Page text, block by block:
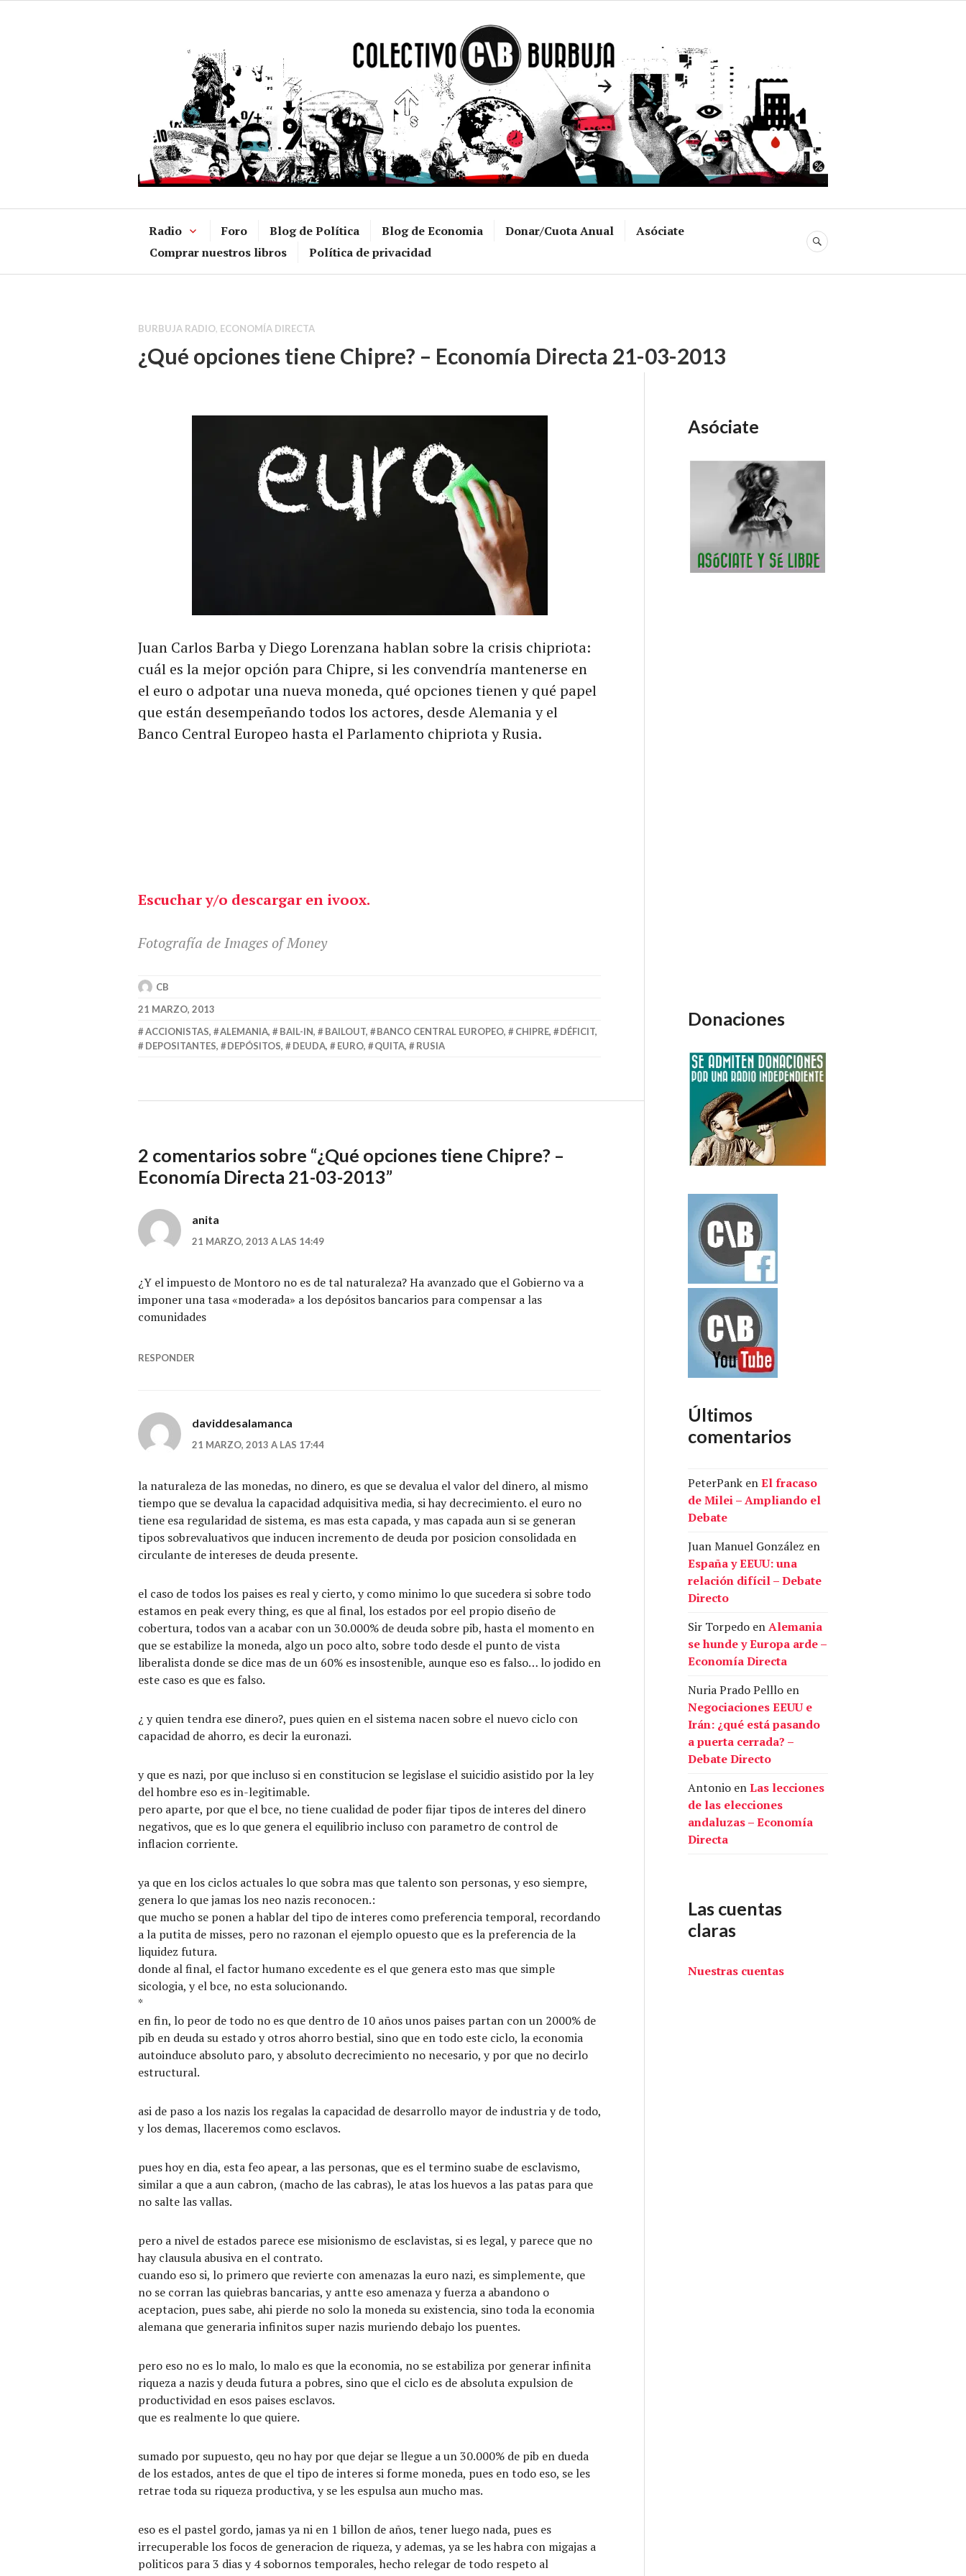
Radio Foro Blog de Política Blog de Economia Donar/Cuota Anual
Asóciate
Comprar nuestros libros
Política de privacidad
BUSCAR
BURBUJA RADIO, ECONOMÍA DIRECTA
¿Qué opciones tiene Chipre? – Economía Directa 21-03-2013
Juan Carlos Barba y Diego Lorenzana hablan sobre la crisis chipriota:
cuál es la mejor opción para Chipre, si les convendría mantenerse en
el euro o adpotar una nueva moneda, qué opciones tienen y qué papel
que están desempeñando todos los actores, desde Alemania y el
Banco Central Europeo hasta el Parlamento chipriota y Rusia.
Escuchar y/o descargar en ivoox.
Fotografía de Images of Money
CB
21 MARZO, 2013
ACCIONISTAS, ALEMANIA, BAIL-IN, BAILOUT, BANCO CENTRAL EUROPEO, CHIPRE, DÉFICIT,
DEPOSITANTES, DEPÓSITOS, DEUDA, EURO, QUITA, RUSIA
2 comentarios sobre “¿Qué opciones tiene Chipre? –
Economía Directa 21-03-2013”
anita
21 MARZO, 2013 A LAS 14:49
¿Y el impuesto de Montoro no es de tal naturaleza? Ha avanzado que el Gobierno va a
imponer una tasa «moderada» a los depósitos bancarios para compensar a las
comunidades
RESPONDER
daviddesalamanca
21 MARZO, 2013 A LAS 17:44
la naturaleza de las monedas, no dinero, es que se devalua el valor del dinero, al mismo
tiempo que se devalua la capacidad adquisitiva media, si hay decrecimiento. el euro no
tiene esa regularidad de sistema, es mas esta capada, y mas capada aun si se generan
tipos sobrevaluativos que inducen incremento de deuda por posicion consolidada en
circulante de intereses de deuda presente.
el caso de todos los paises es real y cierto, y como minimo lo que sucedera si sobre todo
estamos en peak every thing, es que al final, los estados por eel propio diseño de
cobertura, todos van a acabar con un 30.000% de deuda sobre pib, hasta el momento en
que se estabilize la moneda, algo un poco alto, sobre todo desde el punto de vista
liberalista donde se dice mas de un 60% es insostenible, aunque eso es falso… lo jodido en
este caso es que es falso.
¿ y quien tendra ese dinero?, pues quien en el sistema nacen sobre el nuevo ciclo con
capacidad de ahorro, es decir la euronazi.
y que es nazi, por que incluso si en constitucion se legislase el suicidio asistido por la ley
del hombre eso es in-legitimable.
pero aparte, por que el bce, no tiene cualidad de poder fijar tipos de interes del dinero
negativos, que es lo que genera el equilibrio incluso con parametro de control de
inflacion corriente.
ya que en los ciclos actuales lo que sobra mas que talento son personas, y eso siempre,
genera lo que jamas los neo nazis reconocen.:
que mucho se ponen a hablar del tipo de interes como preferencia temporal, recordando
a la putita de misses, pero no razonan el ejemplo opuesto que es la preferencia de la
liquidez futura.
donde al final, el factor humano excedente es el que genera esto mas que simple
sicologia, y el bce, no esta solucionando.
*
en fin, lo peor de todo no es que dentro de 10 años unos paises partan con un 2000% de
pib en deuda su estado y otros ahorro bestial, sino que en todo este ciclo, la economia
autoinduce absoluto paro, y absoluto decrecimiento no necesario, y por que no decirlo
estructural.
asi de paso a los nazis los regalas la capacidad de desarrollo mayor de industria y de todo,
y los demas, llaceremos como esclavos.
pues hoy en dia, esta feo apear, a las personas, que es el termino suabe de esclavismo,
similar a que a aun cabron, (macho de las cabras), le atas los huevos a las patas para que
no salte las vallas.
pero a nivel de estados parece ese misionismo de esclavistas, si es legal, y parece que no
hay clausula abusiva en el contrato.
cuando eso si, lo primero que revierte con amenazas la euro nazi, es simplemente, que
no se corran las quiebras bancarias, y antte eso amenaza y fuerza a abandono o
aceptacion, pues sabe, ahi pierde no solo la moneda su existencia, sino toda la economia
alemana que generaria infinitos super nazis muriendo debajo los puentes.
pero eso no es lo malo, lo malo es que la economia, no se estabiliza por generar infinita
riqueza a nazis y deuda futura a pobres, sino que el ciclo es de absoluta expulsion de
productividad en esos paises esclavos.
que es realmente lo que quiere.
sumado por supuesto, qeu no hay por que dejar se llegue a un 30.000% de pib en dueda
de los estados, antes de que el tipo de interes si forme moneda, pues en todo eso, se les
retrae toda su riqueza productiva, y se les espulsa aun mucho mas.
eso es el pastel gordo, jamas ya ni en 1 billon de años, tener luego nada, pues es
irrecuperable los focos de generacion de riqueza, y ademas, ya se les habra con migajas a
politicos para 3 dias y 4 sobornos temporales, hecho relegar de todo respeto al
Asóciate
Donaciones
Últimos
comentarios
PeterPank enEl fracaso
de Milei – Ampliando el
Debate
Juan Manuel González en
España y EEUU: una
relación difícil – Debate
Directo
Sir Torpedo enAlemania
se hunde y Europa arde –
Economía Directa
Nuria Prado Pelllo en
Negociaciones EEUU e
Irán: ¿qué está pasando
a puerta cerrada? –
Debate Directo
Antonio enLas lecciones
de las elecciones
andaluzas – Economía
Directa
Las cuentas
claras
Nuestras cuentas